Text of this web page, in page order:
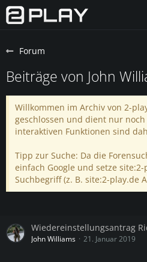
Forum
Beiträge von John
Willkommen im Archiv von 2-
geschlossen und dient nur
interaktiven Funktionen sind
Tipp zur Suche: Da die
einfach Google und setze
Suchbegriff (z. B. site:2-play.de
Wiedereinstellungsantrag
John Williams 21. Januar 2019